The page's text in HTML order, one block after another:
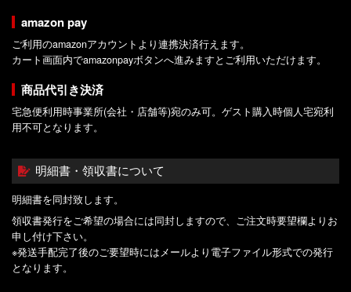
amazon pay
ご利用のamazonアカウントより連携決済行えます。
カート画面内でamazonpayボタンへ進みますとご利用いただけます。
商品代引き決済
宅急便利用時事業所(会社・店舗等)宛のみ可。ゲスト購入時個人宅宛利
用不可となります。
明細書・領収書について
明細書を同封致します。
領収書発行をご希望の場合には同封しますので、ご注文時要望欄よりお
申し付け下さい。
※発送手配完了後のご要望時にはメールより電子ファイル形式での発行
となります。